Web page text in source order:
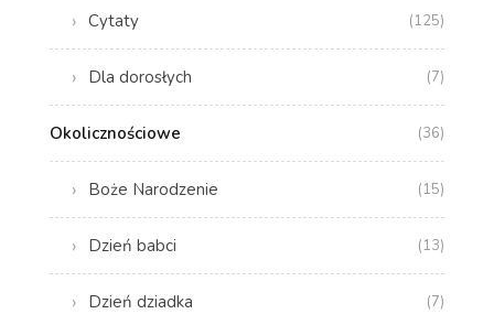
Cytaty (125)
Dla dorosłych (7)
Okolicznościowe (36)
Boże Narodzenie (15)
Dzień babci (13)
Dzień dziadka (7)